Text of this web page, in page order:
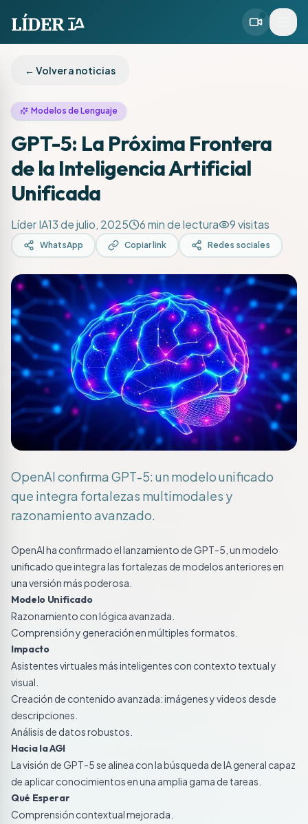
← Volver a noticias
Modelos de Lenguaje
GPT-5: La Próxima Frontera
de la Inteligencia Artificial
Unificada
Líder IA13 de julio, 2025 6min de lectura 9visitas
WhatsApp Copiar link Redes sociales
OpenAI confirma GPT-5: un modelo unificado
que integra fortalezas multimodales y
razonamiento avanzado.
OpenAI ha confirmado el lanzamiento de GPT-5, un modelo
unificado que integra las fortalezas de modelos anteriores en
una versión más poderosa.
Modelo Unificado
Razonamiento con lógica avanzada.
Comprensión y generación en múltiples formatos.
Impacto
Asistentes virtuales más inteligentes con contexto textual y
visual.
Creación de contenido avanzada: imágenes y videos desde
descripciones.
Análisis de datos robustos.
Hacia la AGI
La visión de GPT-5 se alinea con la búsqueda de IA general capaz
de aplicar conocimientos en una amplia gama de tareas.
Qué Esperar
Comprensión contextual mejorada.